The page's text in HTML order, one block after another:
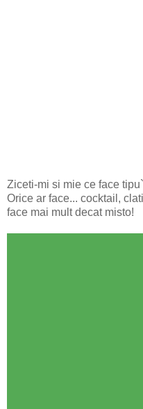
Ziceti-mi si mie ce face
Orice ar face... cocktail,
face mai mult decat misto!